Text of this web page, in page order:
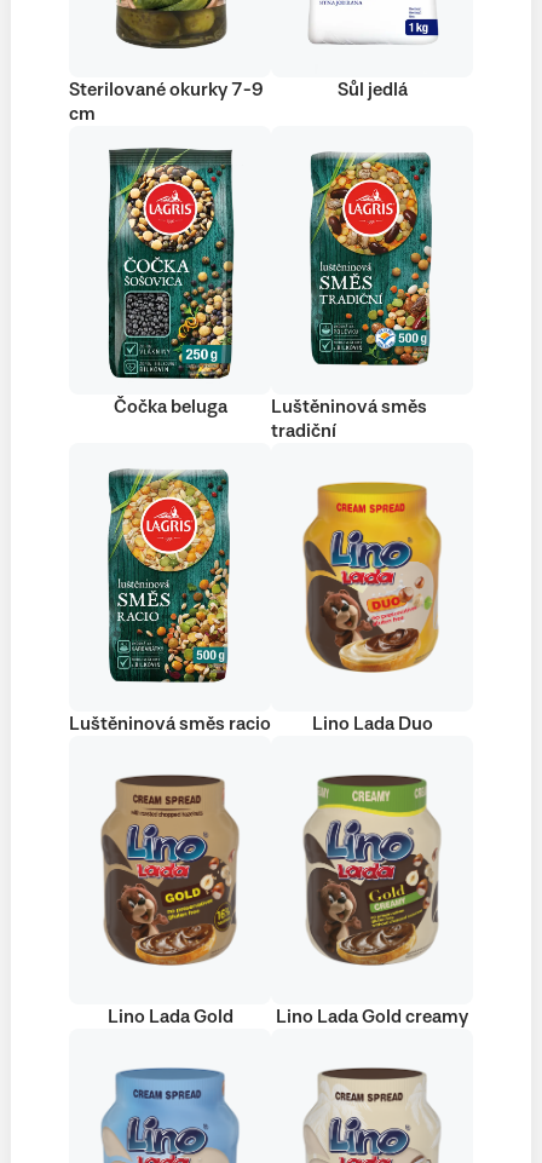
Sterilované okurky 7-9
cm
Sůl jedlá
Čočka beluga
Luštěninová směs
tradiční
Luštěninová směs racio Lino Lada Duo
Lino Lada Gold Lino Lada Gold creamy